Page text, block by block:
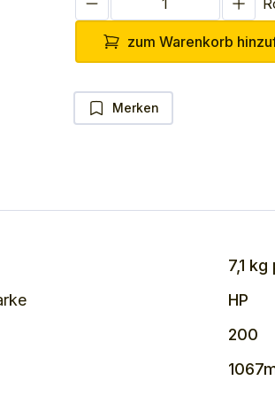
zum Warenkorb
Merken
7,1 kg
HP
200